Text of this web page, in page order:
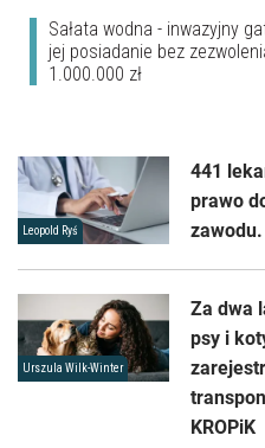
Sałata wodna - inwazyjny
jej posiadanie bez
1.000.000 zł
Leopold Ryś
441
prawo
Urszula Wilk-Winter
Za dwa
psy i
KROPiK